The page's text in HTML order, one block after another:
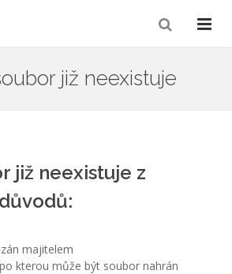
již neexistuje
již neexistuje z
majitelem
kterou může být soubor nahrán